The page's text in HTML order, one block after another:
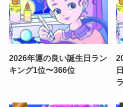
2026年運の良い誕生日ラン
キング1位〜366位